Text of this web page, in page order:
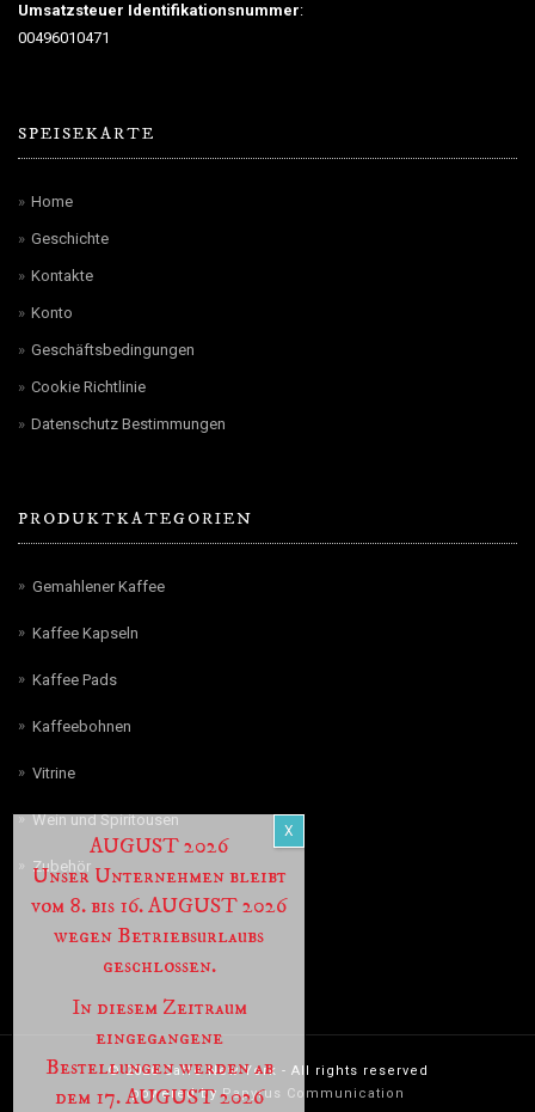
Umsatzsteuer Identifikationsnummer:
00496010471
SPEISEKARTE
Home
Geschichte
Kontakte
Konto
Geschäftsbedingungen
Cookie Richtlinie
Datenschutz Bestimmungen
PRODUKTKATEGORIEN
Gemahlener Kaffee
Kaffee Kapseln
Kaffee Pads
Kaffeebohnen
Vitrine
Wein und Spiritousen
Zubehör
© 2026 Caffè New York - All rights reserved
powered by Papyrus Communication
AUGUST 2026
Unser Unternehmen bleibt
vom 8. bis 16. AUGUST 2026
wegen Betriebsurlaubs
geschlossen.
In diesem Zeitraum
eingegangene
Bestellungen werden ab
dem 17. AUGUST 2026